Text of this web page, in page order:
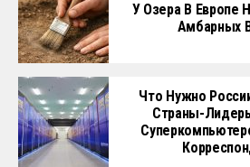
У Озера В Европе
Амбарных
Что Нужно
Страны-